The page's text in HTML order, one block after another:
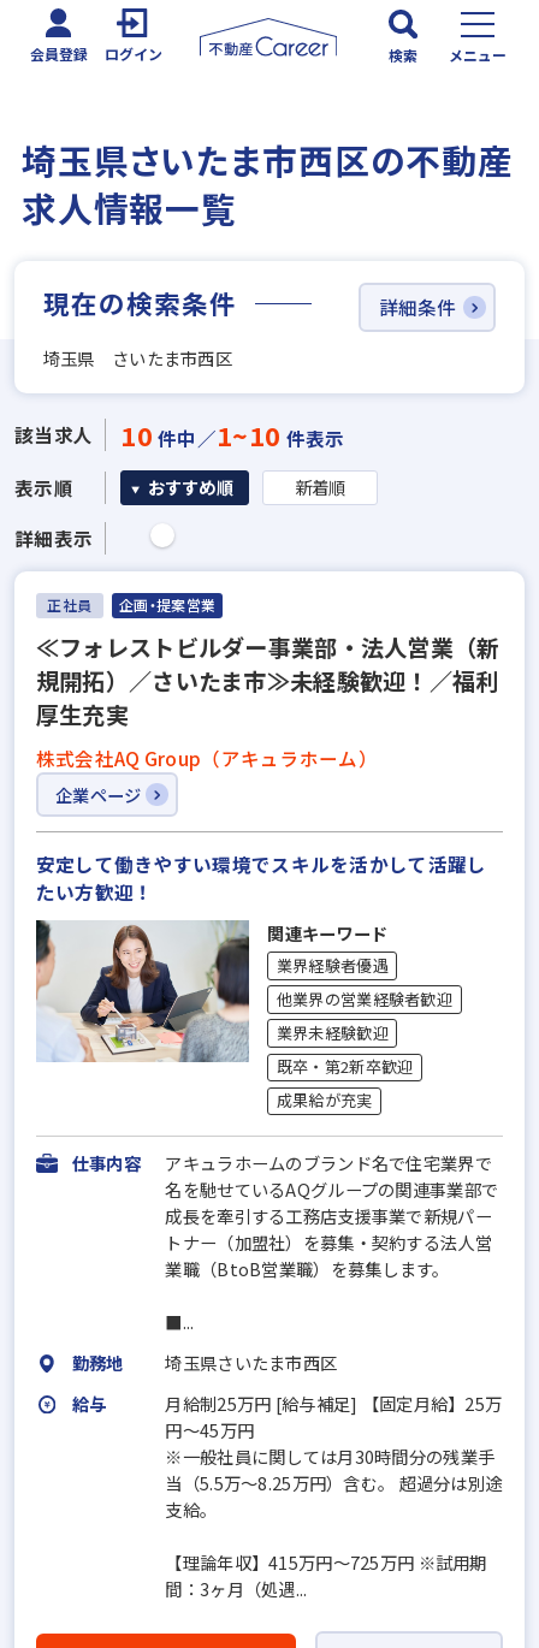
会員登録 ログイン 検索 メニュー
埼玉県さいたま市西区の不動産
求人情報一覧
現在の検索条件
埼玉県 さいたま市西区
詳細条件
該当求人 10 件中／1~10 件表示
表示順
おすすめ順 新着順
詳細表示
正社員 企画・提案営業
≪フォレストビルダー事業部・法人営業（新
規開拓）／さいたま市≫未経験歓迎！／福利
厚生充実
株式会社AQ Group（アキュラホーム）
企業ページ
安定して働きやすい環境でスキルを活かして活躍し
たい方歓迎！
関連キーワード
業界経験者優遇
他業界の営業経験者歓迎
業界未経験歓迎
既卒・第2新卒歓迎
成果給が充実
仕事内容
アキュラホームのブランド名で住宅業界で
名を馳せているAQグループの関連事業部で
成長を牽引する工務店支援事業で新規パー
トナー（加盟社）を募集・契約する法人営
業職（BtoB営業職）を募集します。
■...
勤務地
埼玉県さいたま市西区
給与
月給制25万円 [給与補足] 【固定月給】25万
円～45万円
※一般社員に関しては月30時間分の残業手
当（5.5万～8.25万円）含む。 超過分は別途
支給。
【理論年収】415万円～725万円 ※試用期
間：3ヶ月（処遇...